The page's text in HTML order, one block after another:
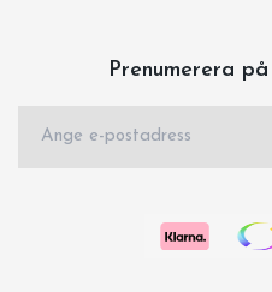
Prenumerera